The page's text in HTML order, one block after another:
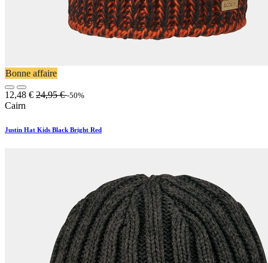
Bonne affaire
12,48 € 24,95€ -50%
Cairn
Justin Hat Kids Black Bright Red